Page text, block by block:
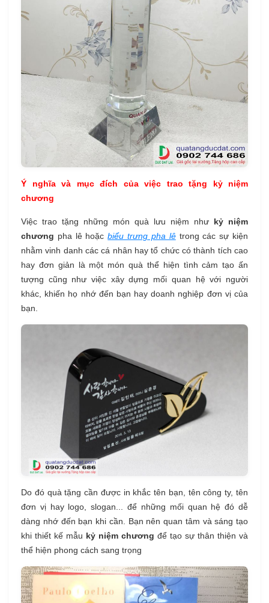
Ý nghĩa và mục đích của việc trao tặng kỷ niệm
chương
Việc trao tặng những món quà lưu niệm như kỷ niệm
chương pha lê hoặcbiểu trưng pha lêtrong các sự kiện
nhằm vinh danh các cá nhân hay tổ chức có thành tích cao
hay đơn giản là một món quà thể hiện tình cảm tạo ấn
tượng cũng như việc xây dựng mối quan hệ với người
khác, khiến họ nhớ đến bạn hay doanh nghiệp đơn vị của
bạn.
Do đó quà tặng cần được in khắc tên bạn, tên công ty, tên
đơn vị hay logo, slogan... để những mối quan hệ đó dễ
dàng nhớ đến bạn khi cần. Bạn nên quan tâm và sáng tạo
khi thiết kế mẫu kỷ niệm chương để tạo sự thân thiện và
thể hiện phong cách sang trọng